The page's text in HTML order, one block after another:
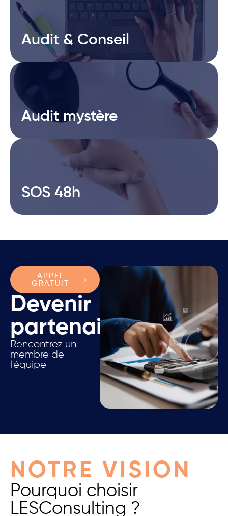
Audit & Conseil
Audit & Conseil
Audit mystère
Audit mystère
SOS 48h
SOS 48h
Devenir
partenaire.
Rencontrez un
membre de
l'équipe
APPEL
GRATUIT
NOTRE VISION
Pourquoi choisir
LESConsulting ?